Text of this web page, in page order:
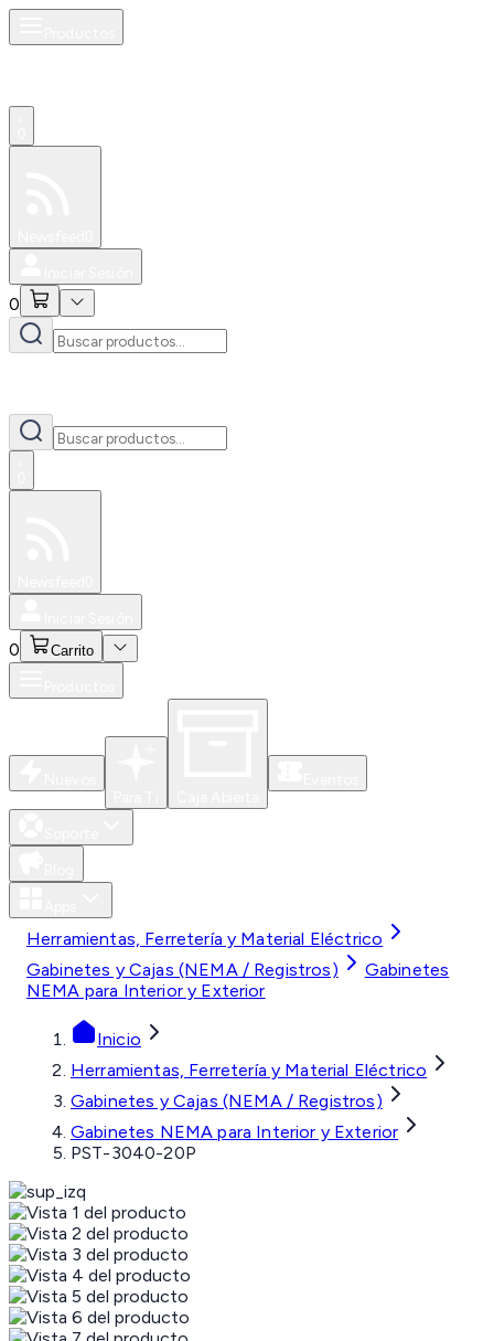
0
0 Carrito
Herramientas, Ferretería y Material Eléctrico
Gabinetes y Cajas (NEMA / Registros)
Gabinetes
NEMA para Interior y Exterior
Inicio
Herramientas, Ferretería y Material Eléctrico
Gabinetes y Cajas (NEMA / Registros)
Gabinetes NEMA para Interior y Exterior
PST-3040-20P